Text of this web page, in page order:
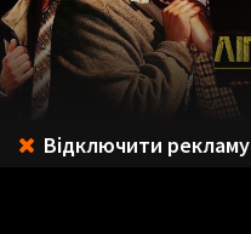
Відключити рекламу